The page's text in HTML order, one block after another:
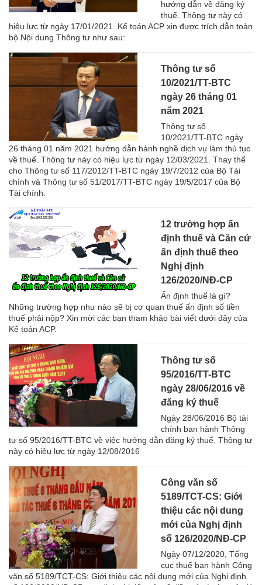
hướng dẫn về đăng ký
thuế. Thông tư này có
hiệu lực từ ngày 17/01/2021. Kế toán ACP xin được trích dẫn toàn
bộ Nội dung Thông tư như sau:
Thông tư số
10/2021/TT-BTC
ngày 26 tháng 01
năm 2021
Thông tư số
10/2021/TT-BTC ngày
26 tháng 01 năm 2021 hướng dẫn hành nghề dịch vụ làm thủ tục
về thuế. Thông tư này có hiệu lực từ ngày 12/03/2021. Thay thế
cho Thông tư số 117/2012/TT-BTC ngày 19/7/2012 của Bộ Tài
chính và Thông tư số 51/2017/TT-BTC ngày 19/5/2017 của Bộ
Tài chính.
12 trường hợp ấn
định thuế và Căn cứ
ấn định thuế theo
Nghị định
126/2020/NĐ-CP
Ấn định thuế là gì?
Những trường hợp như nào sẽ bị cơ quan thuế ấn định số tiền
thuế phải nộp? Xin mời các bạn tham khảo bài viết dưới đây của
Kế toán ACP.
Thông tư số
95/2016/TT-BTC
ngày 28/06/2016 về
đăng ký thuế
Ngày 28/06/2016 Bộ tài
chính ban hành Thông
tư số 95/2016/TT-BTC về việc hướng dẫn đăng ký thuế. Thông tư
này có hiệu lực từ ngày 12/08/2016
Công văn số
5189/TCT-CS: Giới
thiệu các nội dung
mới của Nghị định
số 126/2020/NĐ-CP
Ngày 07/12/2020, Tổng
cục thuế ban hành Công
văn số 5189/TCT-CS: Giới thiệu các nội dung mới của Nghị định